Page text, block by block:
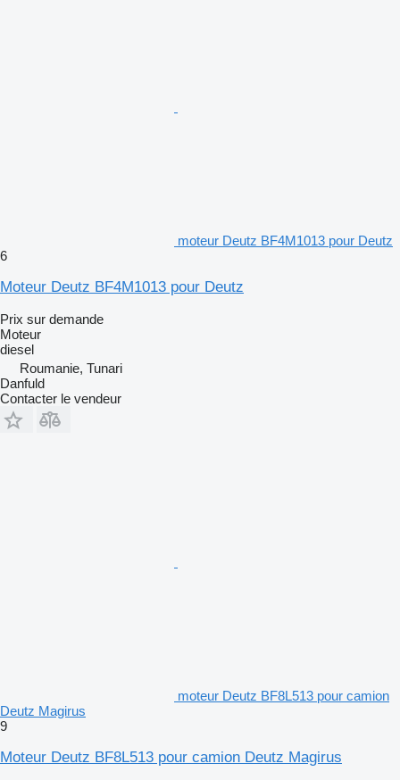
moteur Deutz BF4M1013 pour Deutz
6
Moteur Deutz BF4M1013 pour Deutz
Prix sur demande
Moteur
diesel
Roumanie, Tunari
Danfuld
Contacter le vendeur
moteur Deutz BF8L513 pour camion
Deutz Magirus
9
Moteur Deutz BF8L513 pour camion Deutz Magirus